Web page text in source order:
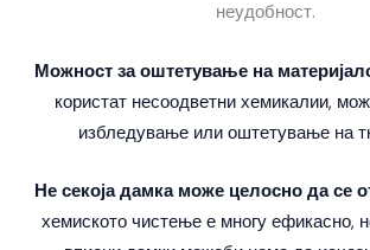
неудобност.
Можност за оштетување на
користат несоодветни хемикалии,
избледување или оштетување на
Не секоја дамка може целосно да се
хемиското чистење е многу ефикасно,